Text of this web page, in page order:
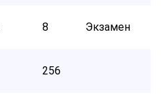
8 Экзамен
256